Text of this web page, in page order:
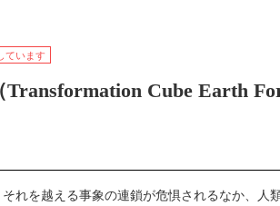
ています
Cube Earth
れを越える事象の連鎖が危惧されるなか、